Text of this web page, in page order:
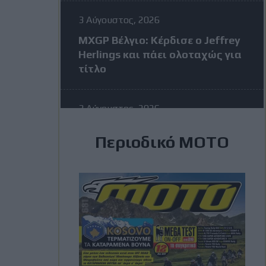
3 Αύγουστος, 2026
MXGP Βέλγιο: Κέρδισε ο Jeffrey
Herlings και πάει ολοταχώς για
τίτλο
3 Αύγουστος, 2026
διώξει τον Vinales στην μέση
Ισπανού
3 Αύγουστος, 2026
Romaniacs: Τελικά
αποτελέσματα ανά κατηγορία –
Τι θέσεις πήραν οι Έλληνες
Περιοδικό ΜΟΤΟ